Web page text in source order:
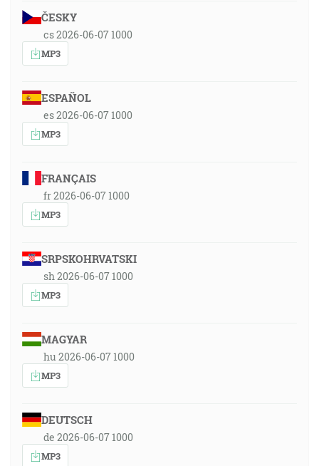
ČESKY
cs 2026-06-07 1000
MP3
ESPAÑOL
es 2026-06-07 1000
MP3
FRANÇAIS
fr 2026-06-07 1000
MP3
SRPSKOHRVATSKI
sh 2026-06-07 1000
MP3
MAGYAR
hu 2026-06-07 1000
MP3
DEUTSCH
de 2026-06-07 1000
MP3